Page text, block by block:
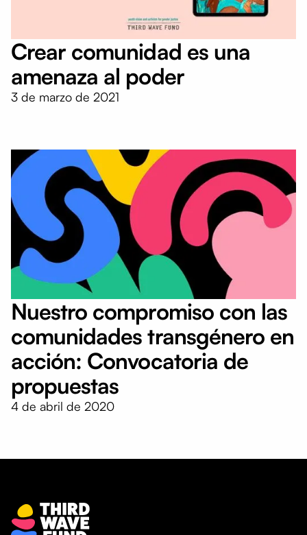
Crear comunidad es una
amenaza al poder
3 de marzo de 2021
Nuestro compromiso con las
comunidades transgénero en
acción: Convocatoria de
propuestas
4 de abril de 2020